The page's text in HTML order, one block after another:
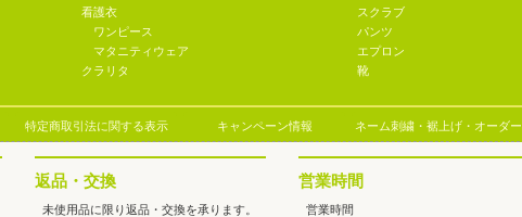
看護衣
ワンピース
マタニティウェア
クラリタ
スクラブ
パンツ
エプロン
靴
特定商取引法に関する表示 キャンペーン情報 ネーム刺繍・裾上げ・オーダー
返品・交換
未使用品に限り返品・交換を承ります。
営業時間
営業時間